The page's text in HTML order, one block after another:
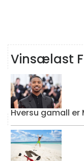
Vinsælast
Hversu gamall er